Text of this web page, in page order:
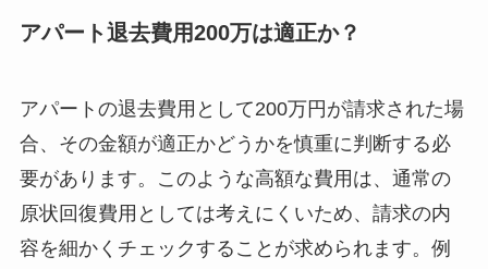
アパート退去費用200万は適正か？
アパートの退去費用として200万円が請求された場
合、その金額が適正かどうかを慎重に判断する必
要があります。このような高額な費用は、通常の
原状回復費用としては考えにくいため、請求の内
容を細かくチェックすることが求められます。例